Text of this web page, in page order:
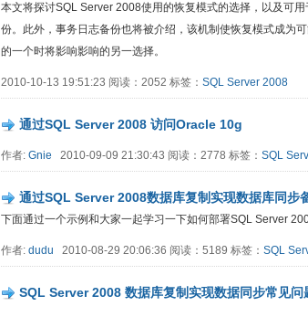
本文将探讨SQL Server 2008使用的恢复模式的选择，以及可
份。此外，事务日志备份也将被介绍，该机制使恢复模式成为
的一个时将影响影响的另一选择。
2010-10-13 19:51:23 阅读：2052 标签： SQL Server 2008
通过SQL Server 2008 访问Oracle 10g
作者: Gnie 2010-09-09 21:30:43 阅读：2778 标签： SQL
通过SQL Server 2008数据库复制实现数据库同步
下面通过一个示例和大家一起学习一下如何部署SQL Server
作者: dudu 2010-08-29 20:06:36 阅读：5189 标签： SQL
SQL Server 2008 数据库复制实现数据同步常见问